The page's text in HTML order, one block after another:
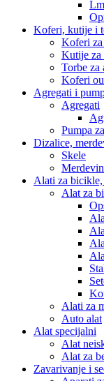
Koferi, kutije i
Koferi za
Kutije za
Torbe za
Koferi
Agregati i
Agregati
Pumpa
Dizalice,
Skele
Alati za
Alat za
Alati za
Auto alat
Alat specijalni
Alat
Alat za
Zavarivanje i